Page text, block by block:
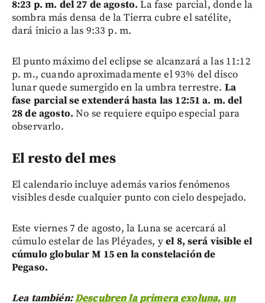
8:23 p. m. del 27 de agosto. La fase parcial, donde la
sombra más densa de la Tierra cubre el satélite,
dará inicio a las 9:33 p. m.
El punto máximo del eclipse se alcanzará a las 11:12
p. m., cuando aproximadamente el 93% del disco
lunar quede sumergido en la umbra terrestre. La
fase parcial se extenderá hasta las 12:51 a. m. del
28 de agosto.No se requiere equipo especial para
observarlo.
El resto del mes
El calendario incluye además varios fenómenos
visibles desde cualquier punto con cielo despejado.
Este viernes 7 de agosto, la Luna se acercará al
cúmulo estelar de las Pléyades, yel 8, será visible el
cúmulo globular M 15 en la constelación de
Pegaso.
Lea también:Descubren la primera exoluna, un